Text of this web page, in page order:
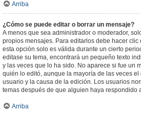
Arriba
¿Cómo se puede editar o borrar un mensaje?
A menos que sea administrador o moderador,
propios mensajes. Para editarlos debe hacer clic
esta opción solo es válida durante un cierto
editase su tema, encontrará un pequeño texto
y las veces que lo ha sido. No aparece si fue un
quién lo editó, aunque la mayoría de las veces
usuario y la causa de la edición. Los usuarios
temas después de que alguien haya respondido
Arriba